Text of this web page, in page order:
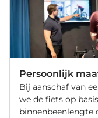
Persoonlijk
Bij aanschaf van
we de fiets op
binnenbeenlengte